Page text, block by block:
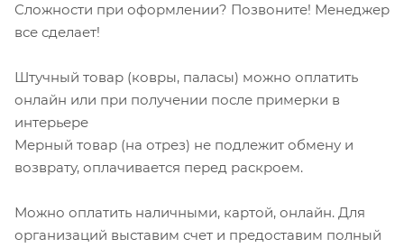
Сложности при оформлении? Позвоните! Менеджер
все сделает!
Штучный товар (ковры, паласы) можно оплатить
онлайн или при получении после примерки в
интерьере
Мерный товар (на отрез) не подлежит обмену и
возврату, оплачивается перед раскроем.
Можно оплатить наличными, картой, онлайн. Для
организаций выставим счет и предоставим полный